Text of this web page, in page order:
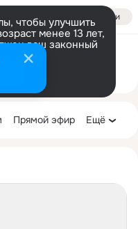
Войти
чтобы улучшить
менее 13 лет,
ваш законный
сел. поселение"
Прямой эфир Ещё